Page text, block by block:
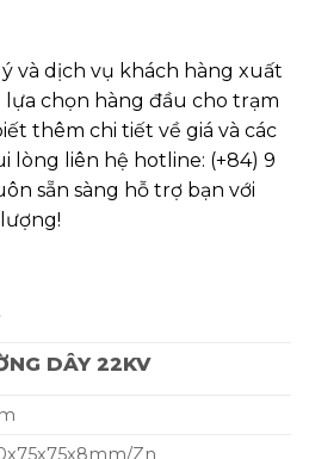
và dịch vụ khách hàng xuất
lựa chọn hàng đầu cho trạm
thêm chi tiết về giá và các
lòng liên hệ hotline: (+84) 9
sẵn sàng hỗ trợ bạn với
DÂY 22KV
Zn